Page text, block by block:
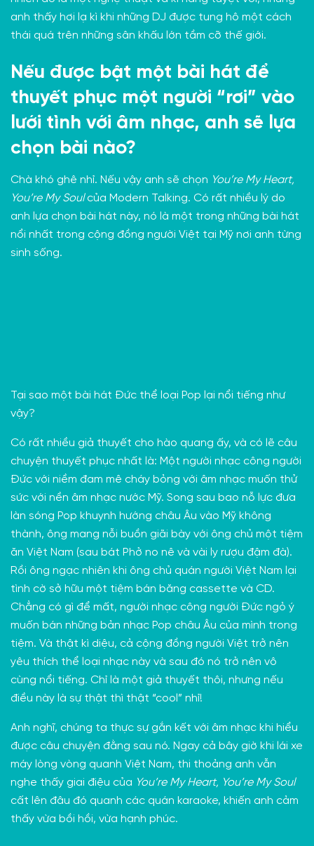
anh thấy hơi lạ kì khi những DJ được tung hô một cách
thái quá trên những sân khấu lớn tầm cỡ thế giới.
Nếu được bật một bài hát để
thuyết phục một người “rơi” vào
lưới tình với âm nhạc, anh sẽ lựa
chọn bài nào?
Chà khó ghê nhỉ. Nếu vậy anh sẽ chọn You’re My Heart,
You’re My Soulcủa Modern Talking. Có rất nhiều lý do
anh lựa chọn bài hát này, nó là một trong những bài hát
nổi nhất trong cộng đồng người Việt tại Mỹ nơi anh từng
sinh sống.
Tại sao một bài hát Đức thể loại Pop lại nổi tiếng như
vậy?
Có rất nhiều giả thuyết cho hào quang ấy, và có lẽ câu
chuyện thuyết phục nhất là: Một người nhạc công người
Đức với niềm đam mê cháy bỏng với âm nhạc muốn thử
sức với nền âm nhạc nước Mỹ. Song sau bao nỗ lực đưa
làn sóng Pop khuynh hướng châu Âu vào Mỹ không
thành, ông mang nỗi buồn giãi bày với ông chủ một tiệm
ăn Việt Nam (sau bát Phở no nê và vài ly rượu đậm đà).
Rồi ông ngạc nhiên khi ông chủ quán người Việt Nam lại
tình cờ sở hữu một tiệm bán băng cassette và CD.
Chẳng có gì để mất, người nhạc công người Đức ngỏ ý
muốn bán những bản nhạc Pop châu Âu của mình trong
tiệm. Và thật kì diệu, cả cộng đồng người Việt trở nên
yêu thích thể loại nhạc này và sau đó nó trở nên vô
cùng nổi tiếng. Chỉ là một giả thuyết thôi, nhưng nếu
điều này là sự thật thì thật “cool” nhỉ!
Anh nghĩ, chúng ta thực sự gắn kết với âm nhạc khi hiểu
được câu chuyện đằng sau nó. Ngay cả bây giờ khi lái xe
máy lòng vòng quanh Việt Nam, thi thoảng anh vẫn
nghe thấy giai điệu của You’re My Heart, You’re My Soul
cất lên đâu đó quanh các quán karaoke, khiến anh cảm
thấy vừa bồi hồi, vừa hạnh phúc.